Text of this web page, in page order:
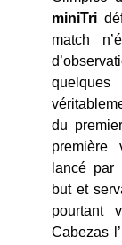
miniTri
match
du
première
lancé par
but et
pourtant
Cabezas